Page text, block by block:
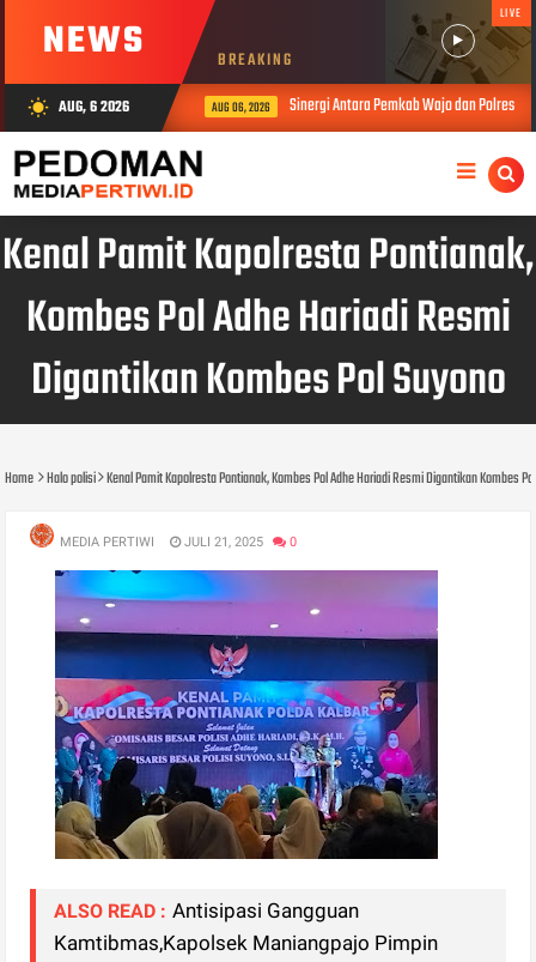
NEWS BREAKING
LIVE
wb_sunny AUG, 6 2026 AUG 06, 2026 Sinergi Antara Pemkab Wajo dan Polres Wajo
Kenal Pamit Kapolresta Pontianak,
Kombes Pol Adhe Hariadi Resmi
Digantikan Kombes Pol Suyono
Home Halo polisi Kenal Pamit Kapolresta Pontianak, Kombes Pol Adhe Hariadi Resmi Digantikan Kombes
MEDIA PERTIWI JULI 21, 2025 0
ALSO READ : Antisipasi Gangguan
Kamtibmas,Kapolsek Maniangpajo Pimpin